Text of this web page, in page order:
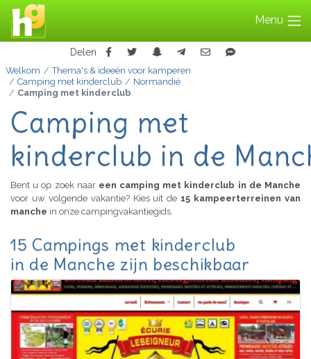
Menu
Delen
Welkom
Thema's & ideeën voor kamperen
Camping met kinderclub
Normandië
Camping met kinderclub
Camping met
kinderclub in de
Bent u op zoek naar een camping met kinderclub in de Manche
voor uw volgende vakantie? Kies uit de 15 kampeerterreinen van
manche in onze campingvakantiegids.
15 Campings met kinderclub
in de Manche zijn beschikbaar